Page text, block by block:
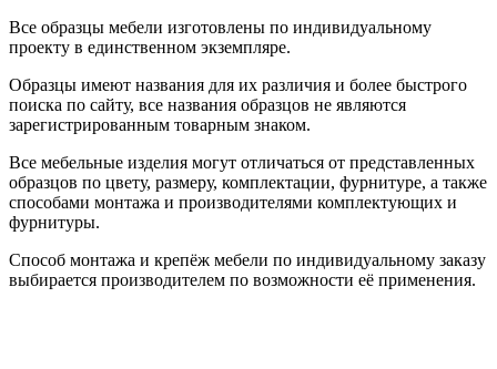
Все образцы мебели изготовлены по индивидуальному
проекту в единственном экземпляре.
Образцы имеют названия для их различия и более быстрого
поиска по сайту, все названия образцов не являются
зарегистрированным товарным знаком.
Все мебельные изделия могут отличаться от представленных
образцов по цвету, размеру, комплектации, фурнитуре, а также
способами монтажа и производителями комплектующих и
фурнитуры.
Способ монтажа и крепёж мебели по индивидуальному заказу
выбирается производителем по возможности её применения.